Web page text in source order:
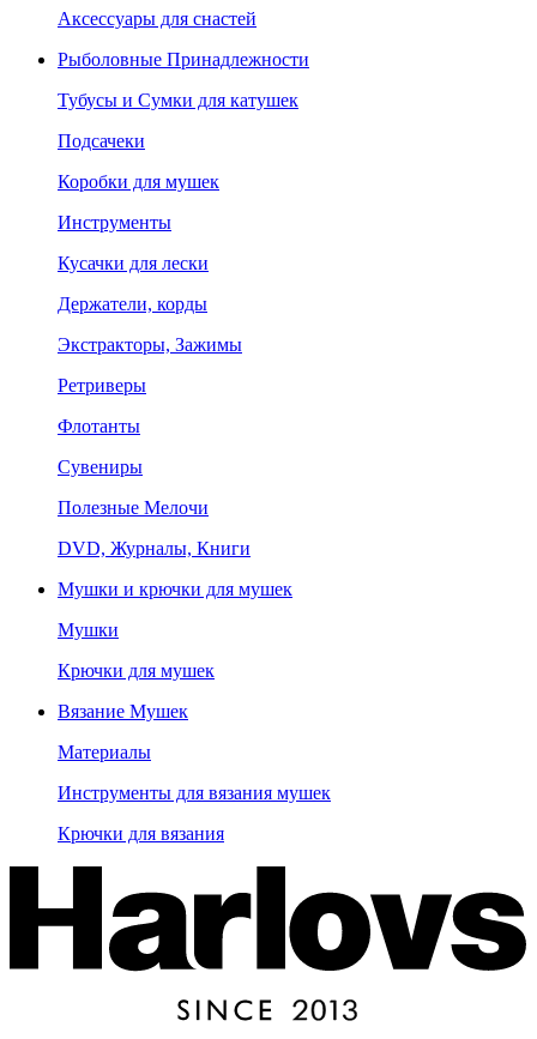
Аксессуары для снастей
Рыболовные Принадлежности
Тубусы и Сумки для катушек
Подсачеки
Коробки для мушек
Инструменты
Кусачки для лески
Держатели, корды
Экстракторы, Зажимы
Ретриверы
Флотанты
Сувениры
Полезные Мелочи
DVD, Журналы, Книги
Мушки и крючки для мушек
Мушки
Крючки для мушек
Вязание Мушек
Материалы
Инструменты для вязания мушек
Крючки для вязания